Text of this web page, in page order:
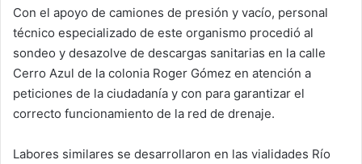
Con el apoyo de camiones de presión y vacío, personal
técnico especializado de este organismo procedió al
sondeo y desazolve de descargas sanitarias en la calle
Cerro Azul de la colonia Roger Gómez en atención a
peticiones de la ciudadanía y con para garantizar el
correcto funcionamiento de la red de drenaje.
Labores similares se desarrollaron en las vialidades Río